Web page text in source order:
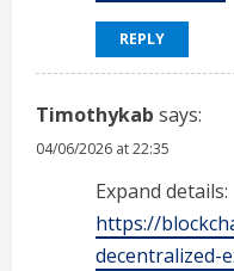
REPLY
Timothykab says:
04/06/2026 at 22:35
Expand details:
https://
decentralized-